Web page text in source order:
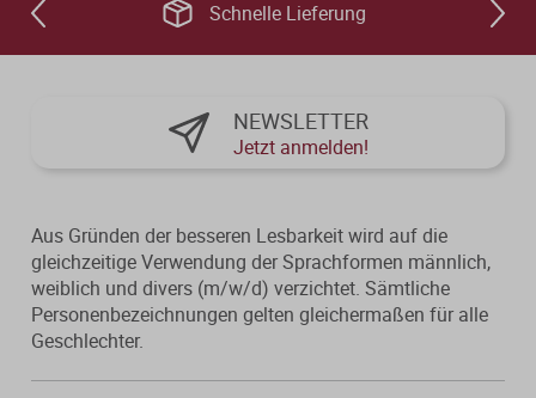
Schnelle Lieferung
NEWSLETTER
Jetzt anmelden!
Aus Gründen der besseren Lesbarkeit wird auf die
gleichzeitige Verwendung der Sprachformen männlich,
weiblich und divers (m/w/d) verzichtet. Sämtliche
Personenbezeichnungen gelten gleichermaßen für alle
Geschlechter.